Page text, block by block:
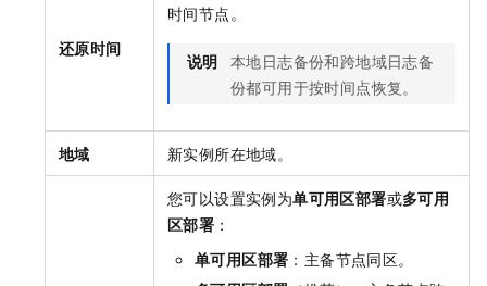
还原时间
时间节点。
说明 本地日志备份和跨地域日志备
份都可用于按时间点恢复。
地域 新实例所在地域。
您可以设置实例为单可用区部署或多可用
区部署 ：
单可用区部署 ：主备节点同区。